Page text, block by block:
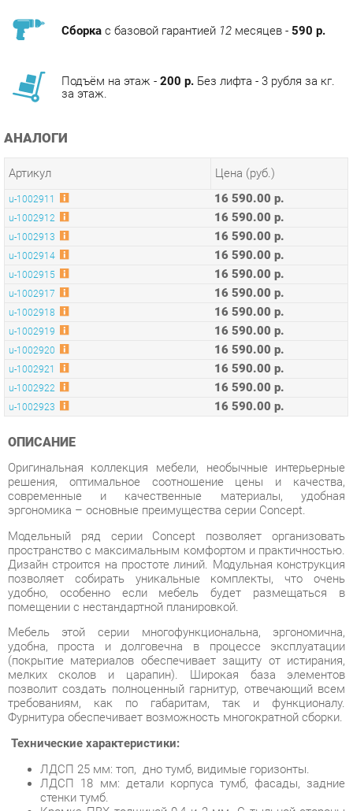
Подъём на этаж - 200 р. Без лифта - 3 рубля за кг.
АНАЛОГИ
u-1002912 16 590.00 р.
16 590.00 р.
16 590.00 р.
u-1002917 16 590.00 р.
u-1002918 16 590.00 р.
u-1002919 16 590.00 р.
u-1002920 16 590.00 р.
u-1002921 16 590.00 р.
u-1002922 16 590.00 р.
u-1002923 16 590.00 р.
ОПИСАНИЕ
Оригинальная коллекция мебели, необычные интерьерные
современные и качественные материалы, удобная
Модельный ряд серии Concept позволяет организовать
пространство с максимальным комфортом и практичностью.
Дизайн строится на простоте линий. Модульная конструкция
позволяет собирать уникальные комплекты, что очень
удобно, особенно если мебель будет размещаться в
помещении с нестандартной планировкой.
Мебель этой серии многофункциональна, эргономична,
удобна, проста и долговечна в процессе эксплуатации
(покрытие материалов обеспечивает защиту от истирания,
мелких сколов и царапин). Широкая база элементов
требованиям, как по габаритам, так и функционалу.
Фурнитура обеспечивает возможность многократной сборки.
Технические характеристики:
ЛДСП 25 мм: топ, дно тумб, видимые горизонты.
ЛДСП 18 мм: детали корпуса тумб, фасады, задние
стенки тумб.
Кромка ПВХ толщиной 0,4 и 2 мм. С тыльной стороны
все торцы обработанны кромкой 2 мм.
Опоры: труба 50х25.
Направляющие ящиков: шариковые, полного
выдвижения без доводчиков, L=350 мм.